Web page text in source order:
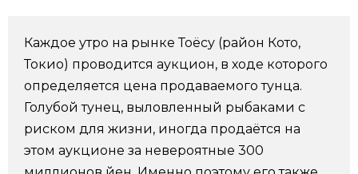
Политика
Экономика
Общество
Японский калейдоскоп
Семья
Еда и напитки
Каждое утро на рынке Тоёсу (район Кото,
Токио) проводится аукцион, в ходе которого
определяется цена продаваемого тунца.
Голубой тунец, выловленный рыбаками с
риском для жизни, иногда продаётся на
этом аукционе за невероятные 300